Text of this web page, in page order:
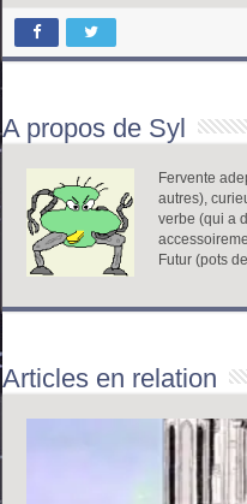
A propos de Syl
Fervente
autres),
verbe (qui a
Futur (pots
Articles en relation